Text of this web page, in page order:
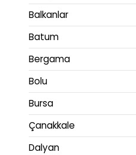
Balkanlar
Batum
Bergama
Bolu
Bursa
Çanakkale
Dalyan